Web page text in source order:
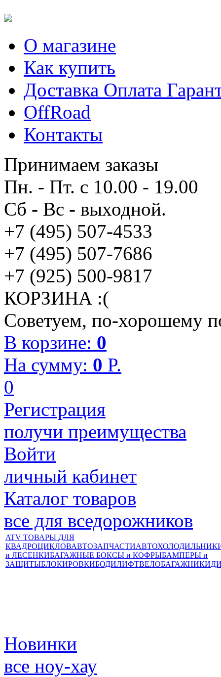
О магазине
Как купить
Доставка Оплата
OffRoad
Контакты
Принимаем заказы
Пн. - Пт. с 10.00 - 19.00
Сб - Вс - выходной.
+7 (495) 507-4533
+7 (495) 507-7686
+7 (925) 500-9817
КОРЗИНА :(
Советуем, по-хорошему
В корзине: 0
На сумму: 0 P.
0
Регистрация
получи преимущества
Войти
личный кабинет
Каталог товаров
все для вседорожников
ATV ТОВАРЫ ДЛЯ
КВАДРОЦИКЛОВАВТОЗАПЧАСТИ
и ЛЕСЕНКИБАГАЖНЫЕ БОКСЫ и КОФРЫБАМПЕРЫ и
ЗАЩИТЫБЛОКИРОВКИБОДИЛИФТВЕЛОБАГАЖНИКИ
Новинки
все ноу-хау